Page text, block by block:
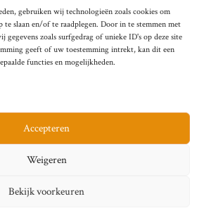
gebruiken wij technologieën zoals cookies om
te slaan en/of te raadplegen. Door in te stemmen met
gegevens zoals surfgedrag of unieke ID's op deze site
geeft of uw toestemming intrekt, kan dit een
functies en mogelijkheden.
Accepteren
Weigeren
Bekijk voorkeuren
Inflatie bij de ‘Grote Vier’
de Eurozone
Mei 29, 2026
Privacybeleid (EU)
Impressum
Cookiebeleid (EU)